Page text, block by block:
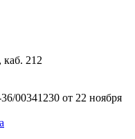
212
00341230 от 22 ноября